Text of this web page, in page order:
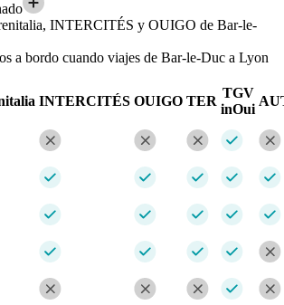
INTERCITÉS y OUIGO de Bar-le-
a bordo cuando viajes de Bar-le-Duc a Lyon
INTERCITÉS OUIGO TER
TGV
inOui